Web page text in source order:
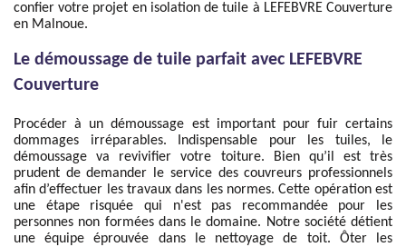
confier votre projet en isolation de tuile à LEFEBVRE Couverture
en Malnoue.
Le démoussage de tuile parfait avec LEFEBVRE
Couverture
Procéder à un démoussage est important pour fuir certains
dommages irréparables. Indispensable pour les tuiles, le
démoussage va revivifier votre toiture. Bien qu’il est très
prudent de demander le service des couvreurs professionnels
afin d’effectuer les travaux dans les normes. Cette opération est
une étape risquée qui n'est pas recommandée pour les
personnes non formées dans le domaine. Notre société détient
une équipe éprouvée dans le nettoyage de toit. Ôter les